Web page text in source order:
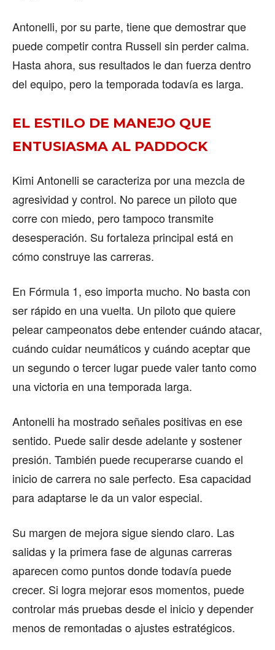
Antonelli, por su parte, tiene que demostrar que
puede competir contra Russell sin perder calma.
Hasta ahora, sus resultados le dan fuerza dentro
del equipo, pero la temporada todavía es larga.
EL ESTILO DE MANEJO QUE
ENTUSIASMA AL PADDOCK
Kimi Antonelli se caracteriza por una mezcla de
agresividad y control. No parece un piloto que
corre con miedo, pero tampoco transmite
desesperación. Su fortaleza principal está en
cómo construye las carreras.
En Fórmula 1, eso importa mucho. No basta con
ser rápido en una vuelta. Un piloto que quiere
pelear campeonatos debe entender cuándo atacar,
cuándo cuidar neumáticos y cuándo aceptar que
un segundo o tercer lugar puede valer tanto como
una victoria en una temporada larga.
Antonelli ha mostrado señales positivas en ese
sentido. Puede salir desde adelante y sostener
presión. También puede recuperarse cuando el
inicio de carrera no sale perfecto. Esa capacidad
para adaptarse le da un valor especial.
Su margen de mejora sigue siendo claro. Las
salidas y la primera fase de algunas carreras
aparecen como puntos donde todavía puede
crecer. Si logra mejorar esos momentos, puede
controlar más pruebas desde el inicio y depender
menos de remontadas o ajustes estratégicos.